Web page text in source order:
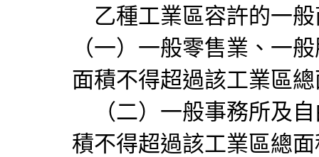
乙種工業區容許的一
（一）一般零售業、一
面積不得超過該工業區
（二）一般事務所及
積不得超過該工業區總